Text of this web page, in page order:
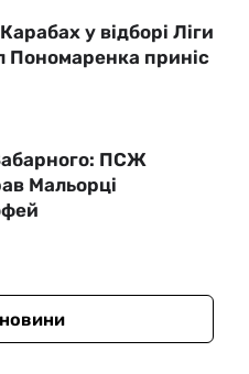
у відборі Ліги
Пономаренка приніс
ПСЖ
Мальорці
новини